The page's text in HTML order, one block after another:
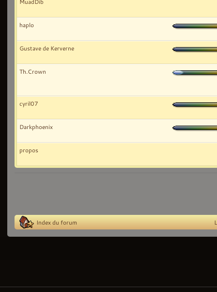
haplo
Gustave de Kerverne
Th.Crown
cyril07
Darkphoenix
propos
Index du forum